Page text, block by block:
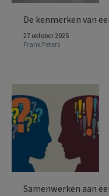
De kenmerken van
27 oktober 2025
Frank Peters
Samenwerken aan